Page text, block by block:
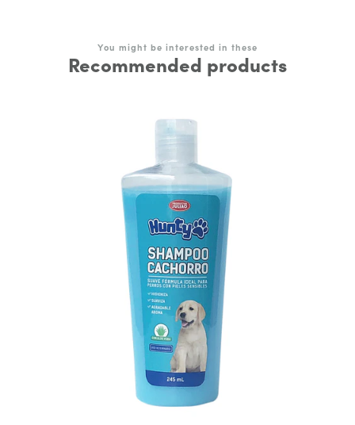
You might be interested in these
Recommended products